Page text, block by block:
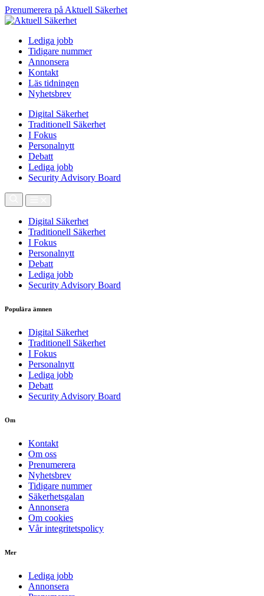
Prenumerera på Aktuell Säkerhet
Lediga jobb
Tidigare nummer
Annonsera
Kontakt
Läs tidningen
Nyhetsbrev
Digital Säkerhet
Traditionell Säkerhet
I Fokus
Personalnytt
Debatt
Lediga jobb
Security Advisory Board
Digital Säkerhet
Traditionell Säkerhet
I Fokus
Personalnytt
Debatt
Lediga jobb
Security Advisory Board
Populära ämnen
Digital Säkerhet
Traditionell Säkerhet
I Fokus
Personalnytt
Lediga jobb
Debatt
Security Advisory Board
Om
Kontakt
Om oss
Prenumerera
Nyhetsbrev
Tidigare nummer
Säkerhetsgalan
Annonsera
Om cookies
Vår integritetspolicy
Mer
Lediga jobb
Annonsera